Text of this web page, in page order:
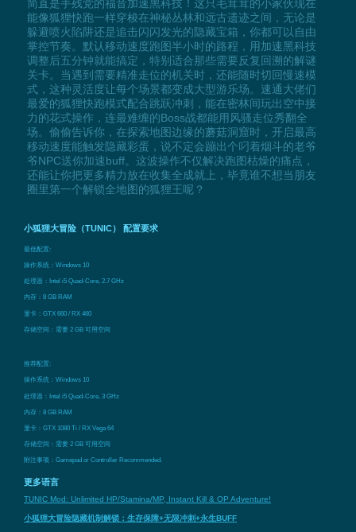
简直是手残党的福音加速黑科技！这只毛茸茸的小家伙现在
能像狐狸快跑一样穿梭在神秘丛林和远古遗迹之间，无论是
躲避喷火陷阱还是追击闪闪发光的隐藏宝箱，你都可以自由
掌控节奏。默认移动速度跑图半小时的路程，用加速黑科技
调整后五分钟就能搞定，特别适合那些需要反复回溯的解谜
关卡。当遇到需要精准走位的机关时，还能随时切回慢速模
式，这种灵活度让每个场景都变成大型游乐场。速通大佬们
最爱的狐狸快跑模式配合跳跃冲刺，能在密林间玩出空中接
力的花式操作，连最难缠的Boss战都能用风骚走位秀翻全
场。偷偷告诉你，在探索地图边缘的蘑菇洞窟时，开启最高
移动速度能触发隐藏彩蛋，说不定会蹦出个叼着烟斗的老爷
爷NPC送你加速buff。这波操作不仅解决跑图枯燥的痛点，
还能让你把更多精力放在收集全成就上，毕竟谁不想当朋友
圈里第一个解锁全地图的狐狸王呢？
小狐狸大冒险（TUNIC） 配置要求
最低配置:
操作系统：Windows 10
处理器：Intel i5 Quad-Core, 2.7 GHz
内存：8 GB RAM
显卡：GTX 660 / RX 460
存储空间：需要 2 GB 可用空间
推荐配置:
操作系统：Windows 10
处理器：Intel i5 Quad-Core, 3 GHz
内存：8 GB RAM
显卡：GTX 1080 Ti / RX Vega 64
存储空间：需要 2 GB 可用空间
附注事项：Gamepad or Controller Recommended.
更多语言
TUNIC Mod: Unlimited HP/Stamina/MP, Instant Kill & OP Adventure!
小狐狸大冒险隐藏机制解锁：生存保障+无限冲刺+永生BUFF